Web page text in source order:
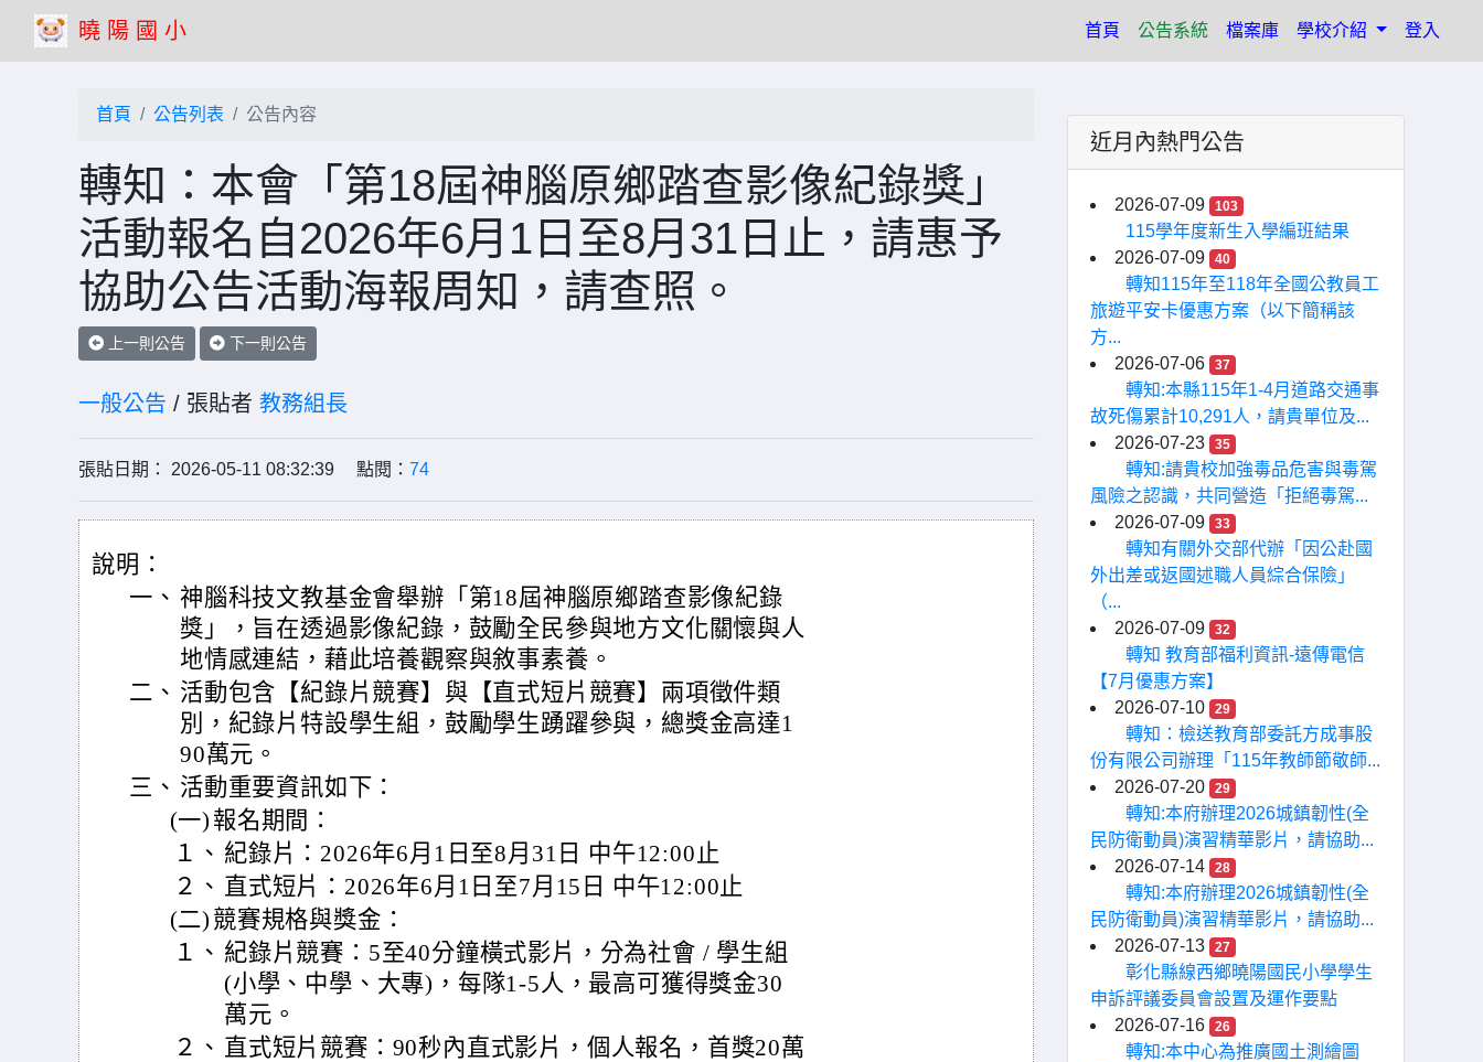
曉 陽 國 小 首頁 (current)
公告系統 檔案庫 學校介紹 登入
首頁 公告列表 公告內容
轉知：本會「第18屆神腦原鄉踏查影像紀錄獎」
活動報名自2026年6月1日至8月31日止，請惠予
協助公告活動海報周知，請查照。
上一則公告 下一則公告
一般公告 / 張貼者 教務組長
張貼日期： 2026-05-11 08:32:39 點閱： 74
說明：
一、 神腦科技文教基金會舉辦「第18屆神腦原鄉踏查影像紀錄
獎」，旨在透過影像紀錄，鼓勵全民參與地方文化關懷與人
地情感連結，藉此培養觀察與敘事素養。
二、 活動包含【紀錄片競賽】與【直式短片競賽】兩項徵件類
別，紀錄片特設學生組，鼓勵學生踴躍參與，總獎金高達1
90萬元。
三、 活動重要資訊如下：
(一) 報名期間：
１、 紀錄片：2026年6月1日至8月31日 中午12:00止
２、 直式短片：2026年6月1日至7月15日 中午12:00止
(二) 競賽規格與獎金：
１、 紀錄片競賽：5至40分鐘橫式影片，分為社會 / 學生組
(小學、中學、大專)，每隊1-5人，最高可獲得獎金30
萬元。
２、 直式短片競賽：90秒內直式影片，個人報名，首獎20萬
近月內熱門公告
2026-07-09 103
115學年度新生入學編班結果
2026-07-09
40
轉知115年至118年全國公教員工
旅遊平安卡優惠方案（以下簡稱該
方...
2026-07-06
37
轉知:本縣115年1-4月道路交通事
故死傷累計10,291人，請貴單位及...
2026-07-23
35
轉知:請貴校加強毒品危害與毒駕
風險之認識，共同營造「拒絕毒駕...
2026-07-09
33
轉知有關外交部代辦「因公赴國
外出差或返國述職人員綜合保險」
（...
2026-07-09
32
轉知 教育部福利資訊-遠傳電信
【7月優惠方案】
2026-07-10
29
轉知：檢送教育部委託方成事股
份有限公司辦理「115年教師節敬師...
2026-07-20
29
轉知:本府辦理2026城鎮韌性(全
民防衛動員)演習精華影片，請協助...
2026-07-14
28
轉知:本府辦理2026城鎮韌性(全
民防衛動員)演習精華影片，請協助...
2026-07-13
27
彰化縣線西鄉曉陽國民小學學生
申訴評議委員會設置及運作要點
2026-07-16
26
轉知:本中心為推廣國土測繪圖